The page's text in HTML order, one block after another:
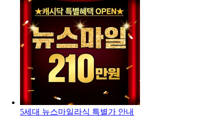
5세대 뉴스마일라식 특별가 안내